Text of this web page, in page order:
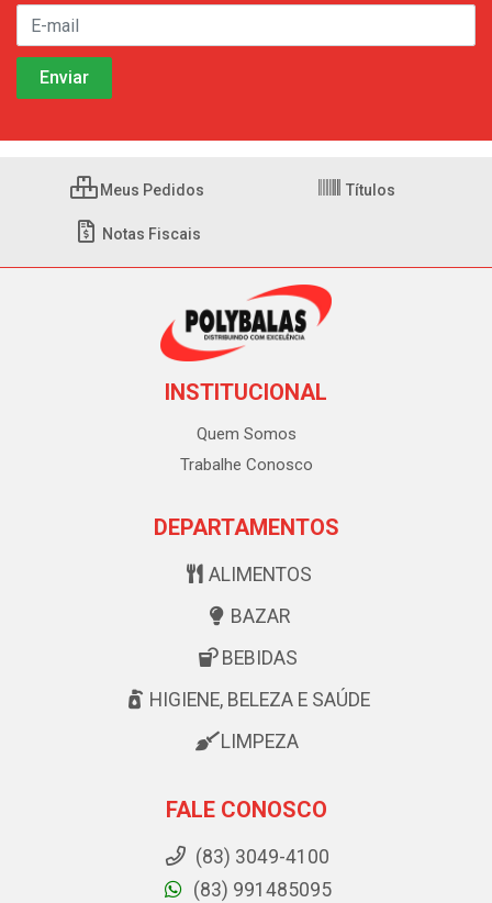
Meus Pedidos Títulos
Notas Fiscais
INSTITUCIONAL
Quem Somos
Trabalhe Conosco
DEPARTAMENTOS
ALIMENTOS
BAZAR
BEBIDAS
HIGIENE, BELEZA E SAÚDE
LIMPEZA
FALE CONOSCO
(83) 3049-4100
(83) 991485095